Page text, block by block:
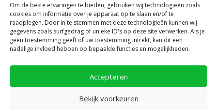
Om de beste ervaringen te bieden, gebruiken wij technologieën zoals
cookies om informatie over je apparaat op te slaan en/of te
raadplegen. Door in te stemmen met deze technologieën kunnen wij
gegevens zoals surfgedrag of unieke ID's op deze site verwerken. Als je
geen toestemming geeft of uw toestemming intrekt, kan dit een
nadelige invloed hebben op bepaalde functies en mogelijkheden.
Accepteren
Bekijk voorkeuren
nieuwe look in uw tuin, altijd tegen de beste prijs-
kwaliteitverhouding. Kies uit ons veelzijdige kleurenaanbod de
tint die perfect bij uw gewenste tuinsfeer past.
Drie prachtige kleuren
Gemakkelijk en eenvoudig te bestellen in een aantal klikken
op onze website. Het is ook mogelijk om uw bestelling van
betontegels 40×60 cm voor in de tuin telefonisch door te
geven. Wij zijn bereikbaar op 0578 69 50 78 en geven u altijd